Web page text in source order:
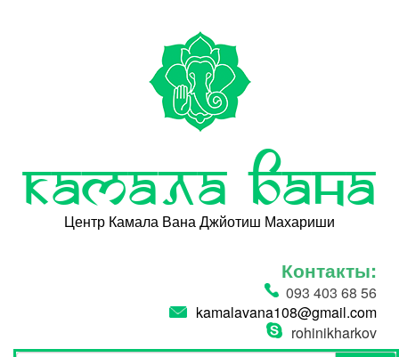
Камала Вана
Центр Камала Вана Джйотиш Махариши
Контакты:
093 403 68 56
kamalavana108@gmail.com
rohinikharkov